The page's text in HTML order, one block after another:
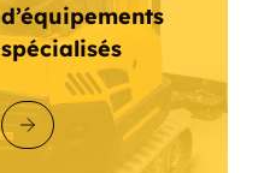
d’équipements
spécialisés
DÉCOUVRIR GOLIATHTECH